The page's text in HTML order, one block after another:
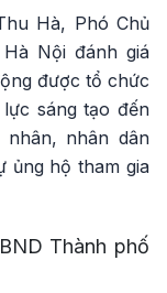
Hà, Phó Chủ
Nội đánh giá
được tổ chức
sáng tạo đến
nhân dân
ủng hộ tham gia